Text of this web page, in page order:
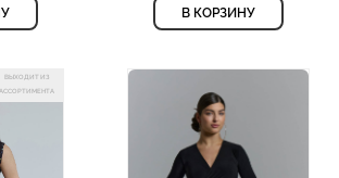
В КОРЗИНУ
ВЫХОДИТ ИЗ
АССОРТИМЕНТА